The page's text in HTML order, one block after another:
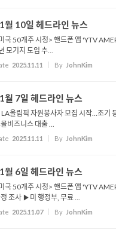
월 10일 헤드라인 뉴스
국 50개주 시청> 핸드폰 앱 'YTV
모기지 도입 추...
2025.11.11 By JohnKim
월 7일 헤드라인 뉴스
올림픽 자원봉사자 모집 시작…조기
비즈니스 대출 ...
2025.11.11 By JohnKim
월 6일 헤드라인 뉴스
국 50개주 시청> 핸드폰 앱 'YTV
조사 ▶미 행정부, 무료 ...
2025.11.07 By JohnKim